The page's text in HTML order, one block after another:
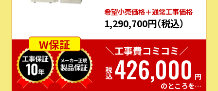
希望⼩売価格＋通常⼯事価格
1,290,700円（税込）
W保証
＼工事費コミコミ／
税込426,000 円
のところを…